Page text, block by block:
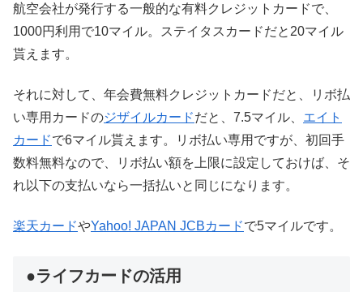
航空会社が発行する一般的な有料クレジットカードで、
1000円利用で10マイル。ステイタスカードだと20マイル
貰えます。
それに対して、年会費無料クレジットカードだと、リボ払
い専用カードのジザイルカードだと、7.5マイル、 エイト
カードで6マイル貰えます。リボ払い専用ですが、初回手
数料無料なので、リボ払い額を上限に設定しておけば、そ
れ以下の支払いなら一括払いと同じになります。
楽天カードやYahoo! JAPAN JCBカードで5マイルです。
●ライフカードの活用